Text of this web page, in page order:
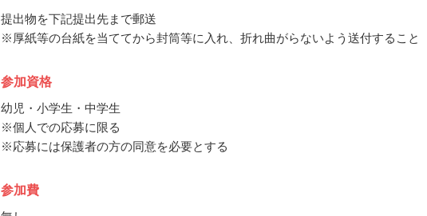
提出物を下記提出先まで郵送
※厚紙等の台紙を当ててから封筒等に入れ、折れ曲がらないよう送付すること
参加資格
幼児・小学生・中学生
※個人での応募に限る
※応募には保護者の方の同意を必要とする
参加費